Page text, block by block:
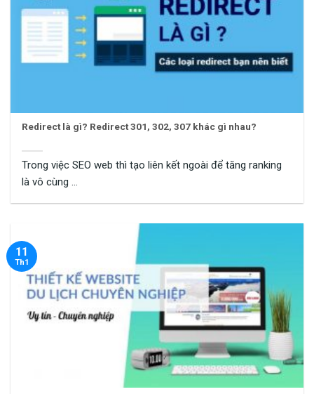
Redirect là gì? Redirect 301, 302, 307 khác gì nhau?
Trong việc SEO web thì tạo liên kết ngoài để tăng ranking
là vô cùng ...
11
Th1